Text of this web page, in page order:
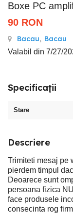
boxe PC
90 RON
Bacau, Bacau
Valabil din 7/27/
Specificații
Stare
Descriere
Trimiteti mesaj pe
pierdem timpul
Deoarece sunt
persoana fizica
face produsele
consecinta rog